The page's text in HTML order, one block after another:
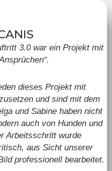
3.0 war ein Projekt mit
dieses Projekt mit
und sind mit dem
und Sabine haben nicht
auch von Hunden und
Arbeitsschritt wurde
aus Sicht unserer
professionell bearbeitet.